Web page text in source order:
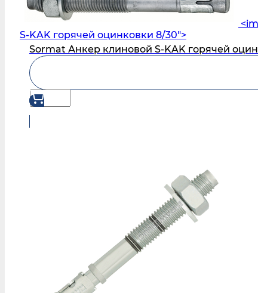
S‑KAK горячей оцинковки 8/30">
Sormat Анкер клиновой S‑KAK горячей